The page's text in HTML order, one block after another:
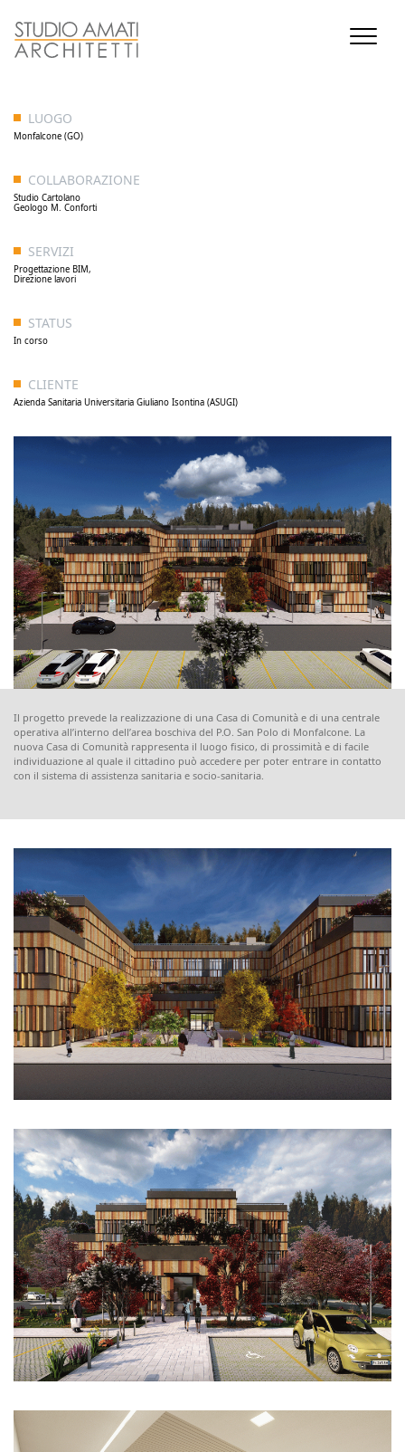
LUOGO
Monfalcone (GO)
COLLABORAZIONE
Studio Cartolano
Geologo M. Conforti
SERVIZI
Progettazione BIM,
Direzione lavori
STATUS
In corso
CLIENTE
Azienda Sanitaria Universitaria Giuliano Isontina (ASUGI)
Il progetto prevede la realizzazione di una Casa di Comunità e di una centrale
operativa all’interno dell’area boschiva del P.O. San Polo di Monfalcone. La
nuova Casa di Comunità rappresenta il luogo fisico, di prossimità e di facile
individuazione al quale il cittadino può accedere per poter entrare in contatto
con il sistema di assistenza sanitaria e socio-sanitaria.